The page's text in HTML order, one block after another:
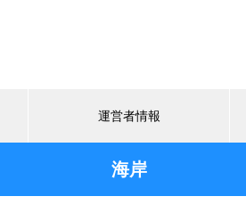
運営者情報
海岸